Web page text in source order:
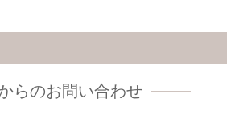
らのお問い合わせ